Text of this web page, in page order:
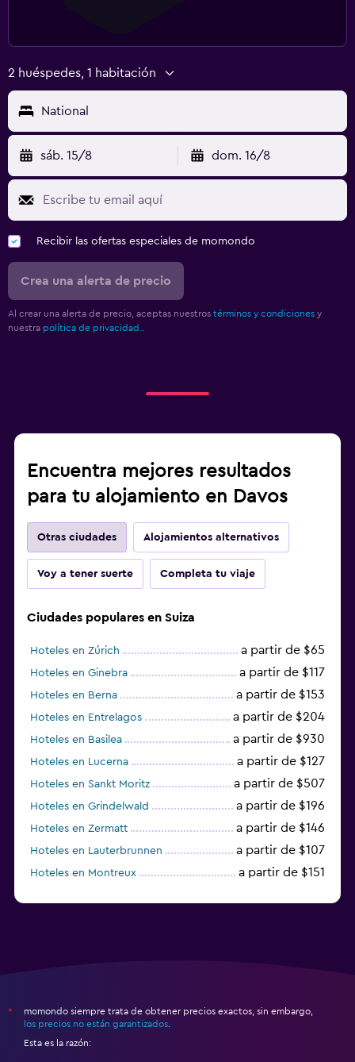
2 huéspedes, 1 habitación
National
sáb. 15/8 dom. 16/8
Recibir las ofertas especiales de momondo
Crea una alerta de precio
Al crear una alerta de precio, aceptas nuestros términos y condiciones y
nuestra política de privacidad.
Encuentra mejores resultados
para tu alojamiento en Davos
Otras ciudades Alojamientos alternativos
Voy a tener suerte Completa tu viaje
Ciudades populares en Suiza
Hoteles en Zúrich a partir de $65
Hoteles en Ginebra a partir de $117
Hoteles en Berna a partir de $153
Hoteles en Entrelagos a partir de $204
Hoteles en Basilea a partir de $930
Hoteles en Lucerna a partir de $127
Hoteles en Sankt Moritz a partir de $507
Hoteles en Grindelwald a partir de $196
Hoteles en Zermatt a partir de $146
Hoteles en Lauterbrunnen a partir de $107
Hoteles en Montreux a partir de $151
*
momondo siempre trata de obtener precios exactos, sin embargo,
los precios no están garantizados
Esta es la razón: